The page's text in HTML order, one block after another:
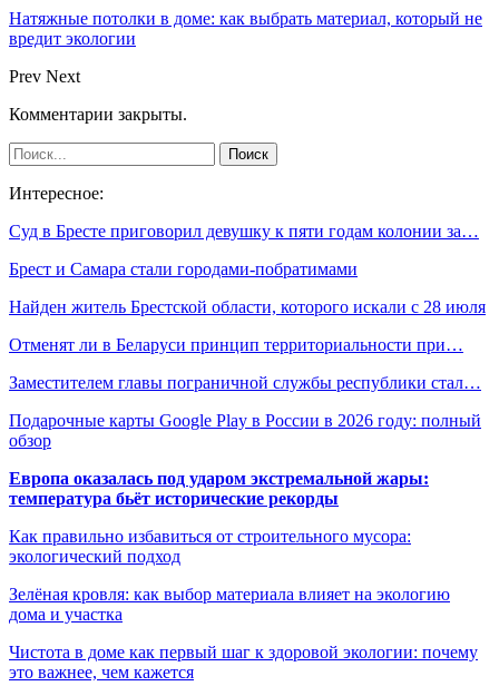
Натяжные потолки в доме: как выбрать материал, который не
вредит экологии
Prev Next
Комментарии закрыты.
Интересное:
Суд в Бресте приговорил девушку к пяти годам колонии за…
Брест и Самара стали городами-побратимами
Найден житель Брестской области, которого искали с 28 июля
Отменят ли в Беларуси принцип территориальности при…
Заместителем главы пограничной службы республики стал…
Подарочные карты Google Play в России в 2026 году: полный
обзор
Европа оказалась под ударом экстремальной жары:
температура бьёт исторические рекорды
Как правильно избавиться от строительного мусора:
экологический подход
Зелёная кровля: как выбор материала влияет на экологию
дома и участка
Чистота в доме как первый шаг к здоровой экологии: почему
это важнее, чем кажется